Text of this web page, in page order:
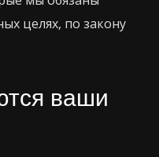
целях, по закону
ваши